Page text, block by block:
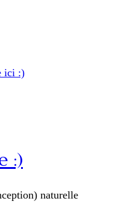
ici :)
:)
naturelle